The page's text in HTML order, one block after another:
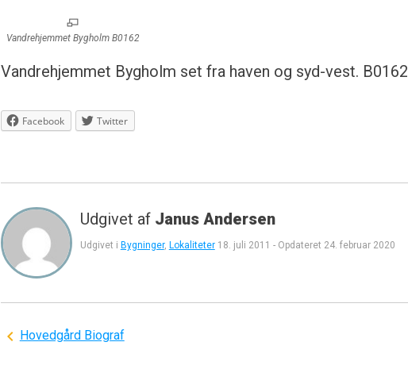
Vandrehjemmet Bygholm B0162
Vandrehjemmet Bygholm set fra haven og syd-vest. B0162
Facebook Twitter
Udgivet af Janus Andersen
Udgivet i Bygninger, Lokaliteter 18. juli 2011 - Opdateret 24. februar 2020
Indlægsnavigation
Hovedgård Biograf